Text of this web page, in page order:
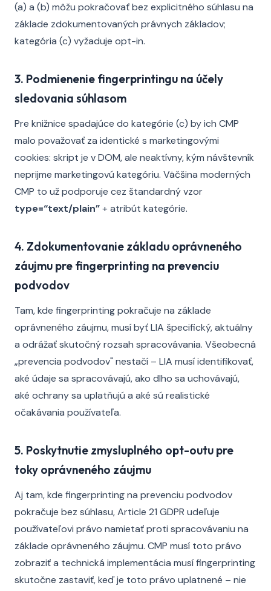
(a) a (b) môžu pokračovať bez explicitného súhlasu na
základe zdokumentovaných právnych základov;
kategória (c) vyžaduje opt-in.
3. Podmienenie fingerprintingu na účely
sledovania súhlasom
Pre knižnice spadajúce do kategórie (c) by ich CMP
malo považovať za identické s marketingovými
cookies: skript je v DOM, ale neaktívny, kým návštevník
neprijme marketingovú kategóriu. Väčšina moderných
CMP to už podporuje cez štandardný vzor
type=“text/plain”+ atribút kategórie.
4. Zdokumentovanie základu oprávneného
záujmu pre fingerprinting na prevenciu
podvodov
Tam, kde fingerprinting pokračuje na základe
oprávneného záujmu, musí byť LIA špecifický, aktuálny
a odrážať skutočný rozsah spracovávania. Všeobecná
„prevencia podvodov" nestačí – LIA musí identifikovať,
aké údaje sa spracovávajú, ako dlho sa uchovávajú,
aké ochrany sa uplatňujú a aké sú realistické
očakávania používateľa.
5. Poskytnutie zmysluplného opt-outu pre
toky oprávneného záujmu
Aj tam, kde fingerprinting na prevenciu podvodov
pokračuje bez súhlasu, Article 21 GDPR udeľuje
používateľovi právo namietať proti spracovávaniu na
základe oprávneného záujmu. CMP musí toto právo
zobraziť a technická implementácia musí fingerprinting
skutočne zastaviť, keď je toto právo uplatnené – nie